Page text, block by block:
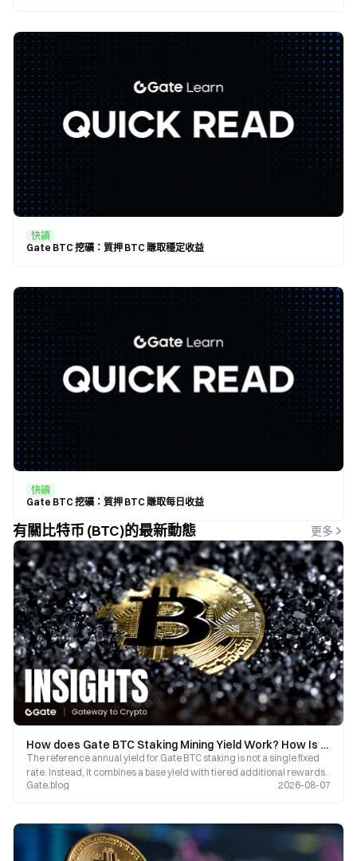
快讀
Gate BTC 挖礦：質押 BTC 賺取穩定收益
快讀
Gate BTC 挖礦：質押 BTC 賺取每日收益
有關比特币 (BTC)的最新動態 更多
How does Gate BTC Staking Mining Yield Work? How Is the Reference Annualized Rate of 2.67% Calculated?
The reference annual yield for Gate BTC staking is not a single fixed
rate. Instead, it combines a base yield with tiered additional rewards.
Gate.blog
2026-08-07